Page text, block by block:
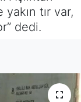
tır var,
dedi.